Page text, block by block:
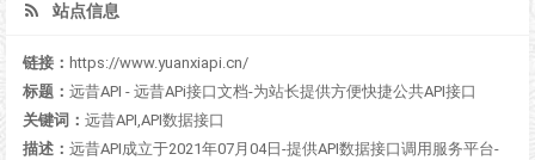
站点信息
链接： https://www.yuanxiapi.cn/
标题： 远昔API - 远昔APi接口文档-为站长提供方便快捷公共API接口
关键词： 远昔API,API数据接口
描述： 远昔API成立于2021年07月04日-提供API数据接口调用服务平台-